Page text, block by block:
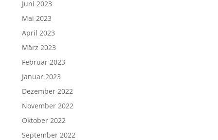
Juni 2023
Mai 2023
April 2023
März 2023
Februar 2023
Januar 2023
Dezember 2022
November 2022
Oktober 2022
September 2022